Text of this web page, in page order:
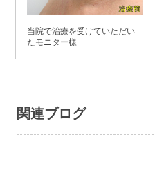
当院で治療を受けていただい
たモニター様
関連ブログ